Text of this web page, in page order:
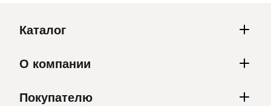
Каталог
О компании
Покупателю